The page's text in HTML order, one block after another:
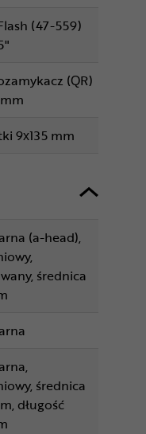
(47-559)
(QR)
9x135 mm
(a-head),
średnica
średnica
długość